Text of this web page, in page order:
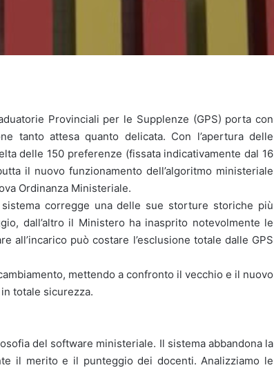
Provinciali per le Supplenze (GPS) porta con
tanto attesa quanto delicata. Con l’apertura delle
delle 150 preferenze (fissata indicativamente dal 16
il nuovo funzionamento dell’algoritmo ministeriale
Ordinanza Ministeriale.
corregge una delle sue storture storiche più
dall’altro il Ministero ha inasprito notevolmente le
all’incarico può costare l’esclusione totale dalle GPS
mettendo a confronto il vecchio e il nuovo
totale sicurezza.
del software ministeriale. Il sistema abbandona la
il merito e il punteggio dei docenti. Analizziamo le